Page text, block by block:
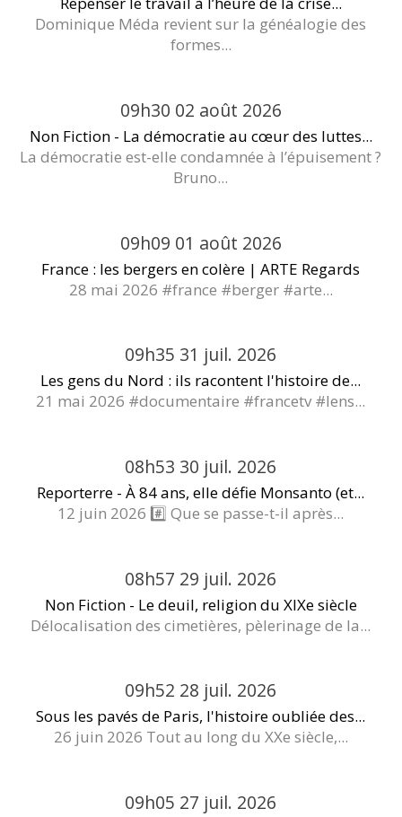
Dominique Méda revient sur la généalogie des
formes...
09h30 02 août 2026
Non Fiction - La démocratie au cœur des luttes...
La démocratie est-elle condamnée à l’épuisement ?
Bruno...
09h09 01 août 2026
France : les bergers en colère | ARTE Regards
28 mai 2026 #france #berger #arte...
09h35 31 juil. 2026
Les gens du Nord : ils racontent l'histoire de...
21 mai 2026 #documentaire #francetv #lens...
08h53 30 juil. 2026
Reporterre - À 84 ans, elle défie Monsanto (et...
12 juin 2026 #️⃣ Que se passe-t-il après...
08h57 29 juil. 2026
Non Fiction - Le deuil, religion du XIXe siècle
Délocalisation des cimetières, pèlerinage de la...
09h52 28 juil. 2026
Sous les pavés de Paris, l'histoire oubliée des...
26 juin 2026 Tout au long du XXe siècle,...
09h05 27 juil. 2026